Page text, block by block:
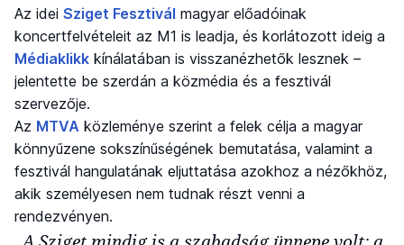
Az idei Sziget Fesztivál magyar előadóinak
koncertfelvételeit az M1 is leadja, és korlátozott ideig a
Médiaklikk kínálatában is visszanézhetők lesznek –
jelentette be szerdán a közmédia és a fesztivál
szervezője.
Az MTVA közleménye szerint a felek célja a magyar
könnyűzene sokszínűségének bemutatása, valamint a
fesztivál hangulatának eljuttatása azokhoz a nézőkhöz,
akik személyesen nem tudnak részt venni a
rendezvényen.